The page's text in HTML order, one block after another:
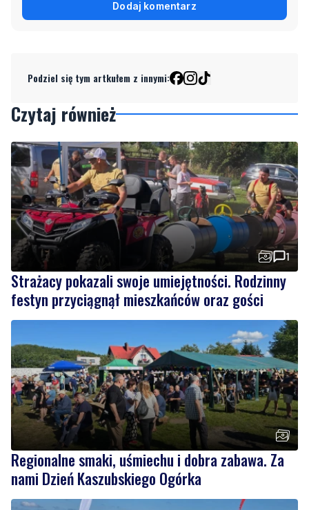
1
Strażacy pokazali swoje umiejętności. Rodzinny
festyn przyciągnął mieszkańców oraz gości
Regionalne smaki, uśmiechu i dobra zabawa. Za
nami Dzień Kaszubskiego Ogórka